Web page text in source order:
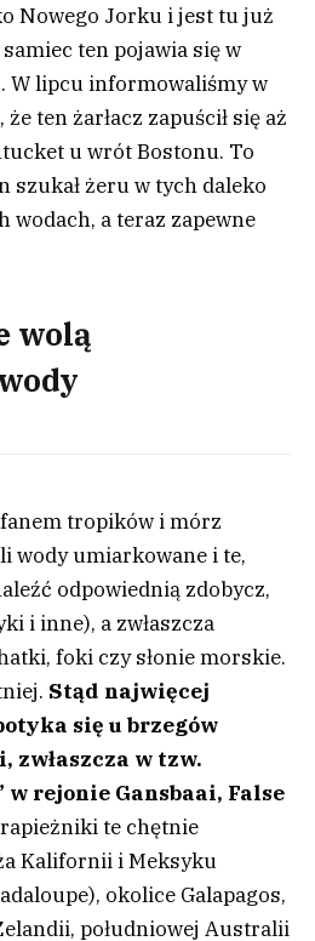
Nowego Jorku i jest tu już
ten pojawia się w
W lipcu informowaliśmy w
ten żarłacz zapuścił się aż
u wrót Bostonu. To
szukał żeru w tych daleko
wodach, a teraz zapewne
wolą
fanem tropików i mórz
wody umiarkowane i te,
odpowiednią zdobycz,
i inne), a zwłaszcza
foki czy słonie morskie.
Stąd najwięcej
się u brzegów
zwłaszcza w tzw.
w rejonie Gansbaai, False
te chętnie
Kalifornii i Meksyku
okolice Galapagos,
południowej Australii